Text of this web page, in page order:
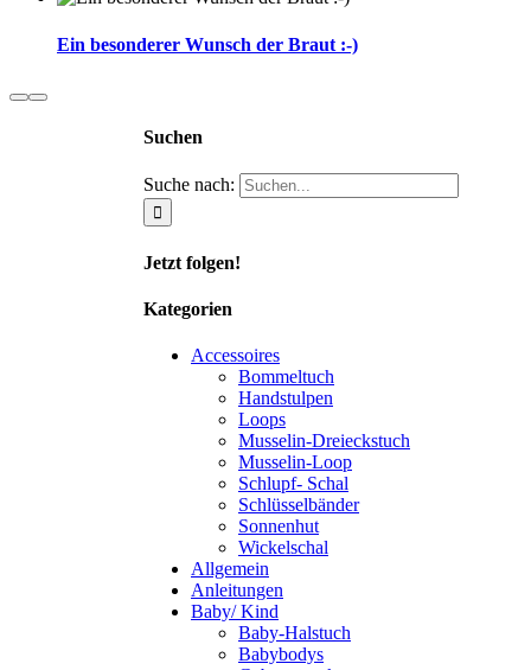
Ein besonderer Wunsch der Braut :-)
Suchen
Suche nach:
Jetzt folgen!
Kategorien
Accessoires
Bommeltuch
Handstulpen
Loops
Musselin-Dreieckstuch
Musselin-Loop
Schlupf- Schal
Schlüsselbänder
Sonnenhut
Wickelschal
Allgemein
Anleitungen
Baby/ Kind
Baby-Halstuch
Babybodys